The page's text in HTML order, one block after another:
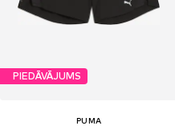
PIEDĀVĀJUMS
PUMA